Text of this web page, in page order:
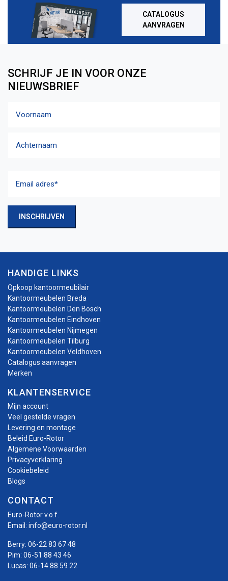
CATALOGUS
AANVRAGEN
SCHRIJF JE IN VOOR ONZE
NIEUWSBRIEF
adres(Vereist)
INSCHRIJVEN
HANDIGE LINKS
Opkoop kantoormeubilair
Kantoormeubelen Breda
Kantoormeubelen Den Bosch
Kantoormeubelen Eindhoven
Kantoormeubelen Nijmegen
Kantoormeubelen Tilburg
Kantoormeubelen Veldhoven
Catalogus aanvragen
Merken
KLANTENSERVICE
Mijn account
Veel gestelde vragen
Levering en montage
Beleid Euro-Rotor
Algemene Voorwaarden
Privacyverklaring
Cookiebeleid
Blogs
CONTACT
Euro-Rotor v.o.f.
Email: info@euro-rotor.nl
Berry: 06-22 83 67 48
Pim: 06-51 88 43 46
Lucas: 06-14 88 59 22